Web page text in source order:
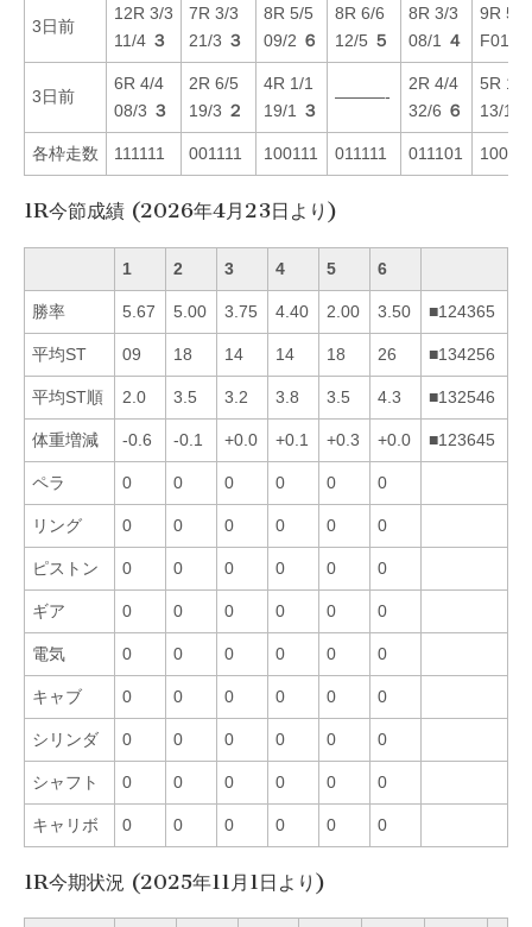
3日前
12R 3/3
11/4 ３
7R 3/3
21/3 ３
8R 5/5
09/2 ６
8R 6/6
12/5 ５
8R 3/3
08/1
４
9R 5/5
F01/1
3日前
6R 4/4
08/3 ３
2R 6/5
19/3 ２
4R 1/1
19/1
３
———-
2R 4/4
32/6 ６
5R 1/1
13/1
各枠走数 111111 001111 100111 011111 011101
1R今節成績 (2026年4月23日より)
1 2 3 4 5 6
勝率 5.67 5.00 3.75 4.40 2.00 3.50 ■124365
平均ST 09 18 14 14 18 26 ■134256
平均ST順 2.0 3.5 3.2 3.8 3.5 4.3 ■132546
体重増減 -0.6 -0.1 +0.0 +0.1 +0.3 +0.0 ■123645
ペラ 0 0 0 0 0 0
リング 0 0 0 0 0 0
ピストン 0 0 0 0 0 0
ギア 0 0 0 0 0 0
電気 0 0 0 0 0 0
キャブ 0 0 0 0 0 0
シリンダ 0 0 0 0 0 0
シャフト 0 0 0 0 0 0
キャリボ 0 0 0 0 0 0
1R今期状況 (2025年11月1日より)